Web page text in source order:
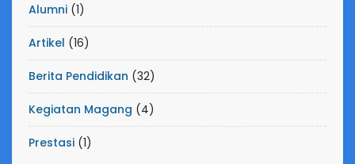
Alumni (1)
Artikel (16)
Berita Pendidikan (32)
Kegiatan Magang (4)
Prestasi (1)